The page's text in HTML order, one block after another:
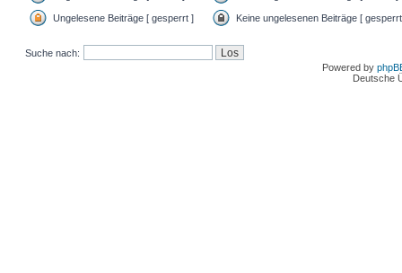
Ungelesene Beiträge [ gesperrt ] Keine ungelesenen Beiträge [
Suche nach:
Powered by
Deutsche